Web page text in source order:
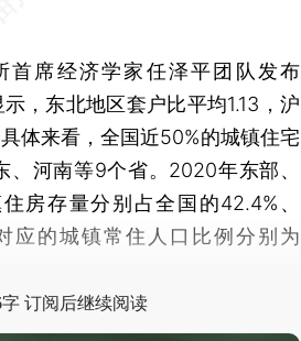
席经济学家任泽平团队发布
，东北地区套户比平均1.13，沪
体来看，全国近50%的城镇住宅
河南等9个省。2020年东部、
房存量分别占全国的42.4%、
应的城镇常住人口比例分别为
订阅后继续阅读